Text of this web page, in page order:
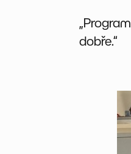
dobře.“